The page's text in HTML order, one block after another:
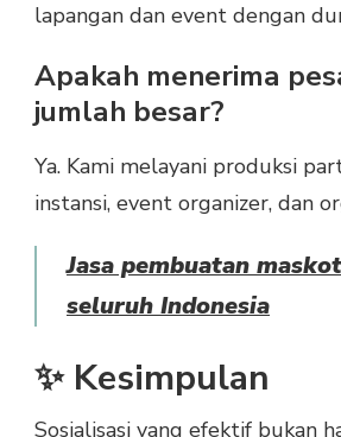
lapangan dan event dengan
Apakah menerima
jumlah besar?
Ya. Kami melayani produksi
instansi, event organizer, dan
Jasa pembuatan
seluruh Indonesia
✨ Kesimpulan
Sosialisasi yang efektif bukan